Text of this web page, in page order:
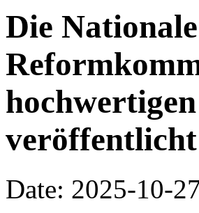
Die
veröffentlicht
Date: 2025-10-